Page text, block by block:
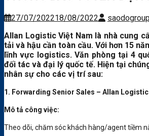
27/07/202218/08/2022
saodogroup
Allan Logistic Việt Nam là nhà cung
tải và hậu cần toàn cầu. Với hơn 15
lĩnh vực logistics. Văn phòng tại 4
đối tác và đại lý quốc tế. Hiện tại
nhân sự cho các vị trí sau:
1. Forwarding Senior Sales – Allan
Mô tả công việc:
Theo dõi, chăm sóc khách hàng/agent tiềm